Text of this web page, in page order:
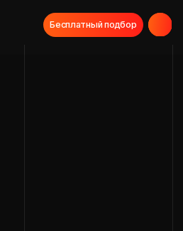
Бесплатный подбор